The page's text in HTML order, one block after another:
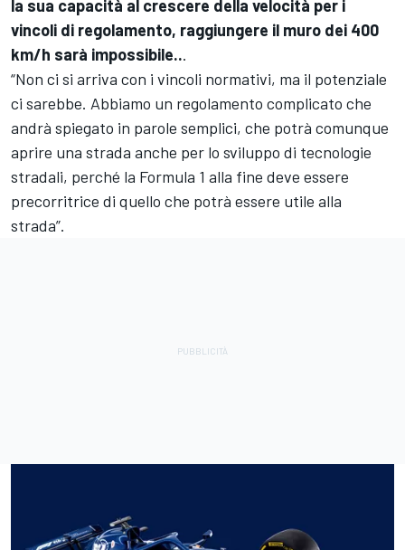
la sua capacità al crescere della velocità per i
vincoli di regolamento, raggiungere il muro dei 400
km/h sarà impossibile...
“Non ci si arriva con i vincoli normativi, ma il potenziale
ci sarebbe. Abbiamo un regolamento complicato che
andrà spiegato in parole semplici, che potrà comunque
aprire una strada anche per lo sviluppo di tecnologie
stradali, perché la Formula 1 alla fine deve essere
precorritrice di quello che potrà essere utile alla
strada”.